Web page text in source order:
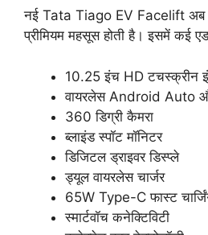
नई Tata Tiago EV Facelift अब
प्रीमियम महसूस होती है। इसमें कई
10.25 इंच HD टचस्क्रीन
वायरलेस Android Auto
360 डिग्री कैमरा
ब्लाइंड स्पॉट मॉनिटर
डिजिटल ड्राइवर डिस्प्ले
ड्यूल वायरलेस चार्जर
65W Type-C फास्ट
स्मार्टवॉच कनेक्टिविटी